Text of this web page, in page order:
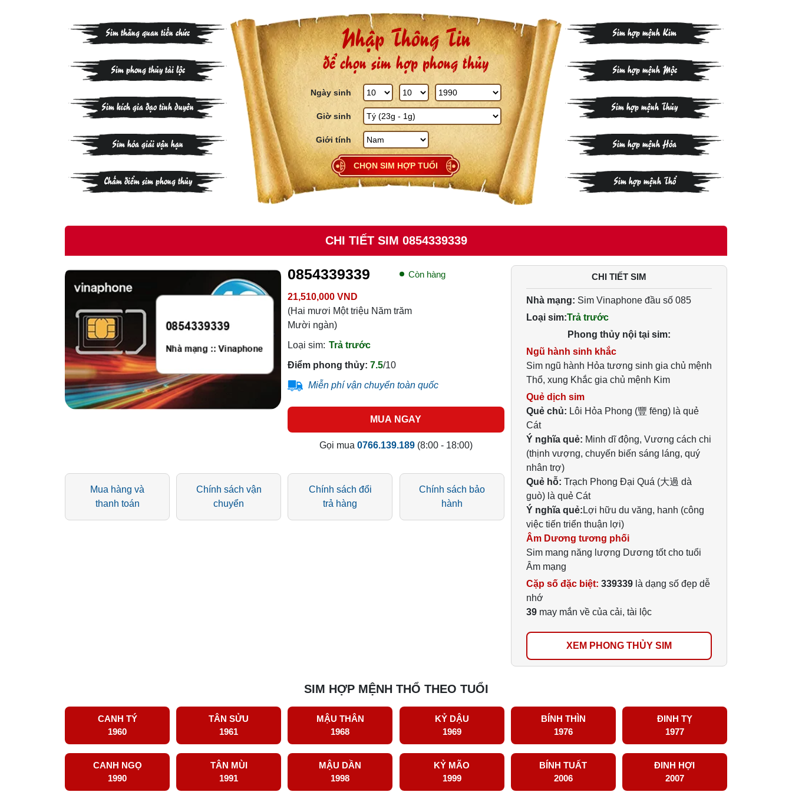
Sim thăng quan tiến chức
Sim phong thủy tài lộc
Sim kích gia đạo tình duyên
Sim hóa giải vận hạn
Chấm điểm sim phong thủy
Nhập Thông Tin
để chọn sim hợp phong thủy
Ngày sinh
Giờ sinh
Giới tính
CHỌN SIM HỢP TUỔI
Sim hợp mệnh Kim
Sim hợp mệnh Mộc
Sim hợp mệnh Thủy
Sim hợp mệnh Hỏa
Sim hợp mệnh Thổ
CHI TIẾT SIM 0854339339
0854339339 Còn hàng
21,510,000 VND
(Hai mươi Một triệu Năm trăm
Mười ngàn)
Loại sim: Trả trước
Điểm phong thủy: 7.5/10
Miễn phí vận chuyển toàn quốc
MUA NGAY
Gọi mua 0766.139.189(8:00 - 18:00)
Mua hàng và
thanh toán
Chính sách vận
chuyển
Chính sách đổi
trả hàng
Chính sách bảo
hành
CHI TIẾT SIM
Nhà mạng: Sim Vinaphone đầu số 085
Loại sim:Trả trước
Phong thủy nội tại sim:
Ngũ hành sinh khắc
Sim ngũ hành Hỏa tương sinh gia chủ mệnh
Thổ, xung Khắc gia chủ mệnh Kim
Quẻ dịch sim
Quẻ chủ: Lôi Hỏa Phong (豐 fēng) là quẻ
Cát
Ý nghĩa quẻ: Minh dĩ động, Vương cách chi
(thịnh vượng, chuyến biến sáng láng, quý
nhân trợ)
Quẻ hỗ: Trạch Phong Đại Quá (大過 dà
guò) là quẻ Cát
Ý nghĩa quẻ: Lợi hữu du văng, hanh (công
việc tiến triển thuận lợi)
Âm Dương tương phối
Sim mang năng lượng Dương tốt cho tuổi
Âm mạng
Cặp số đặc biệt: 339339là dạng số đẹp dễ
nhớ
39may mắn về của cải, tài lộc
XEM PHONG THỦY SIM
SIM HỢP MỆNH THỔ THEO TUỔI
CANH TÝ
1960
TÂN SỬU
1961
MẬU THÂN
1968
KỶ DẬU
1969
BÍNH THÌN
1976
ĐINH TỴ
1977
CANH NGỌ
1990
TÂN MÙI
1991
MẬU DẦN
1998
KỶ MÃO
1999
BÍNH TUẤT
2006
ĐINH HỢI
2007